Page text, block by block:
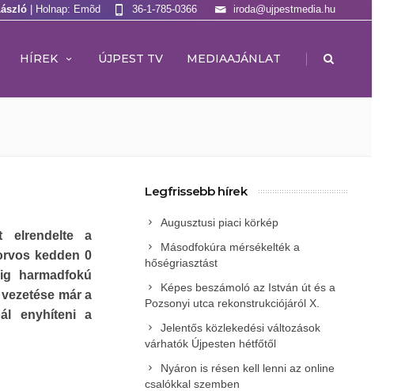
| Holnap: Emõd iroda@ujpestmedia.hu
36-1-785-0366
HÍREK ÚJPEST TV MEDIAAJÁNLAT |
elrendelte a
kedden 0
harmadfokú
már a
enyhíteni a
Legfrissebb hírek
Augusztusi piaci körkép
Másodfokúra mérsékelték a
hőségriasztást
Képes beszámoló az István út és a
Pozsonyi utca rekonstrukciójáról X.
Jelentős közlekedési változások
várhatók Újpesten hétfőtől
Nyáron is résen kell lenni az online
csalókkal szemben